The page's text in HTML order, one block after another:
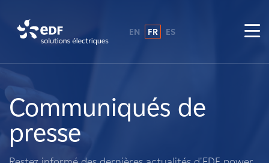
A propos de nous
Ce que nous faisons
EN FR ES
Communiqués de
presse